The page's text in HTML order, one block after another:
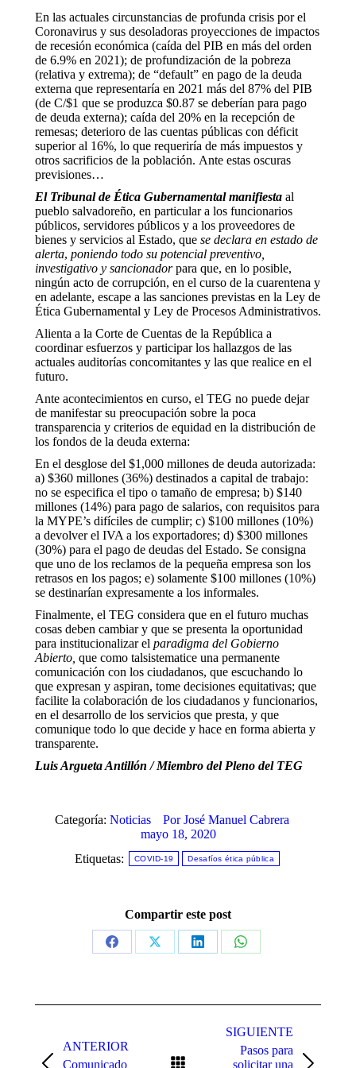
En las actuales circunstancias de profunda crisis por el
Coronavirus y sus desoladoras proyecciones de impactos
de recesión económica (caída del PIB en más del orden
de 6.9% en 2021); de profundización de la pobreza
(relativa y extrema); de “default” en pago de la deuda
externa que representaría en 2021 más del 87% del PIB
(de C/$1 que se produzca $0.87 se deberían para pago
de deuda externa); caída del 20% en la recepción de
remesas; deterioro de las cuentas públicas con déficit
superior al 16%, lo que requeriría de más impuestos y
otros sacrificios de la población. Ante estas oscuras
previsiones…
El Tribunal de Ética Gubernamental manifiesta al
pueblo salvadoreño, en particular a los funcionarios
públicos, servidores públicos y a los proveedores de
bienes y servicios al Estado, que se declara en estado de
alerta, poniendo todo su potencial preventivo,
investigativo y sancionadorpara que, en lo posible,
ningún acto de corrupción, en el curso de la cuarentena y
en adelante, escape a las sanciones previstas en la Ley de
Ética Gubernamental y Ley de Procesos Administrativos.
Alienta a la Corte de Cuentas de la República a
coordinar esfuerzos y participar los hallazgos de las
actuales auditorías concomitantes y las que realice en el
futuro.
Ante acontecimientos en curso, el TEG no puede dejar
de manifestar su preocupación sobre la poca
transparencia y criterios de equidad en la distribución de
los fondos de la deuda externa:
En el desglose del $1,000 millones de deuda autorizada:
a) $360 millones (36%) destinados a capital de trabajo:
no se especifica el tipo o tamaño de empresa; b) $140
millones (14%) para pago de salarios, con requisitos para
la MYPE’s difíciles de cumplir; c) $100 millones (10%)
a devolver el IVA a los exportadores; d) $300 millones
(30%) para el pago de deudas del Estado. Se consigna
que uno de los reclamos de la pequeña empresa son los
retrasos en los pagos; e) solamente $100 millones (10%)
se destinarían expresamente a los informales.
Finalmente, el TEG considera que en el futuro muchas
cosas deben cambiar y que se presenta la oportunidad
para institucionalizar el paradigma del Gobierno
Abierto, que como talsistematice una permanente
comunicación con los ciudadanos, que escuchando lo
que expresan y aspiran, tome decisiones equitativas; que
facilite la colaboración de los ciudadanos y funcionarios,
en el desarrollo de los servicios que presta, y que
comunique todo lo que decide y hace en forma abierta y
transparente.
Luis Argueta Antillón / Miembro del Pleno del TEG
Categoría: Noticias PorJosé Manuel Cabrera
mayo 18, 2020
Etiquetas:
COVID-19 Desafíos ética pública
Compartir este post
Share
Share
Share
Share
publicaciones
ANTERIOR
Comunicado
SIGUIENTE
Pasos para
solicitar una